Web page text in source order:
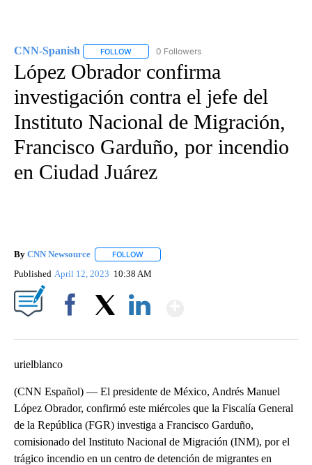
CNN-Spanish FOLLOW FOLLOW "CNN-SPANISH" TO RECEIVE
0 Followers
López Obrador confirma
investigación contra el jefe del
Instituto Nacional de Migración,
Francisco Garduño, por incendio
en Ciudad Juárez
By CNN Newsource FOLLOW
Published April 12, 2023 10:38 AM
urielblanco
(CNN Español) — El presidente de México, Andrés Manuel
López Obrador, confirmó este miércoles que la Fiscalía General
de la República (FGR) investiga a Francisco Garduño,
comisionado del Instituto Nacional de Migración (INM), por el
trágico incendio en un centro de detención de migrantes en